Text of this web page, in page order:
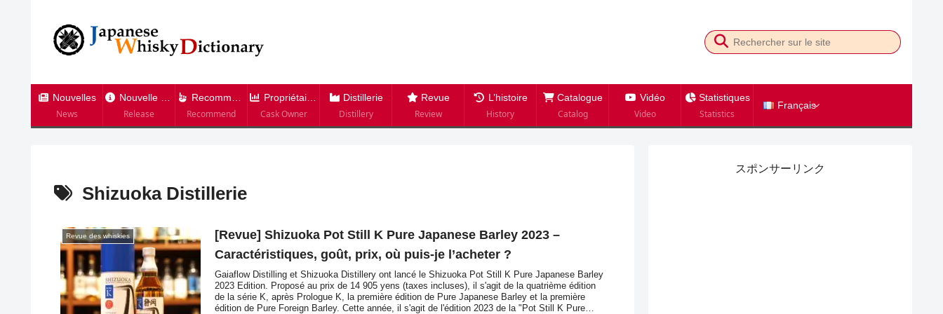
Nouvelles
News
Nouvelle version
Release
Recommandation
Recommend
Propriétaire de tonneau
Cask Owner
Distillerie
Distillery
Revue
Review
L’histoire
History
Catalogue
Catalog
Vidéo
Video
Statistiques
Statistics
Français
Shizuoka Distillerie
Revue des whiskies
[Revue] Shizuoka Pot Still K Pure Japanese Barley 2023 –
Caractéristiques, goût, prix, où puis-je l’acheter ?
Gaiaflow Distilling et Shizuoka Distillery ont lancé le Shizuoka Pot Still K Pure Japanese Barley
2023 Edition. Proposé au prix de 14 905 yens (taxes incluses), il s'agit de la quatrième édition
de la série K, après Prologue K, la première édition de Pure Japanese Barley et la première
édition de Pure Foreign Barley. Cette année, il s'agit de l'édition 2023 de la "Pot Still K Pure
スポンサーリンク